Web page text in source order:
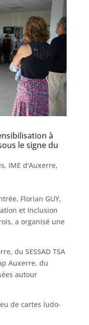
à
le signe du
, IME d'Auxerre,
Florian GUY,
et Inclusion
a organisé une
du SESSAD TSA
Auxerre, du
autour
de cartes ludo-